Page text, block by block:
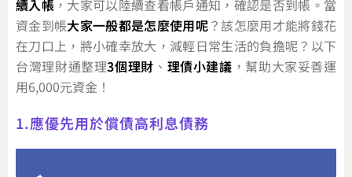
續入帳 ，大家可以陸續查看帳戶通知，確認是否到帳。當
資金到帳大家一般都是怎麼使用呢？該怎麼用才能將錢花
在刀口上，將小確幸放大，減輕日常生活的負擔呢？以下
台灣理財通整理3個理財 、 理債小建議 ，幫助大家妥善運
用6,000元資金！
1.應優先用於償債高利息債務